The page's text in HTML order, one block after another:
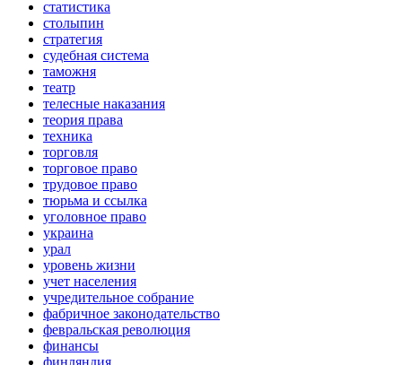
статистика
столыпин
стратегия
судебная система
таможня
театр
телесные наказания
теория права
техника
торговля
торговое право
трудовое право
тюрьма и ссылка
уголовное право
украина
урал
уровень жизни
учет населения
учредительное собрание
фабричное законодательство
февральская революция
финансы